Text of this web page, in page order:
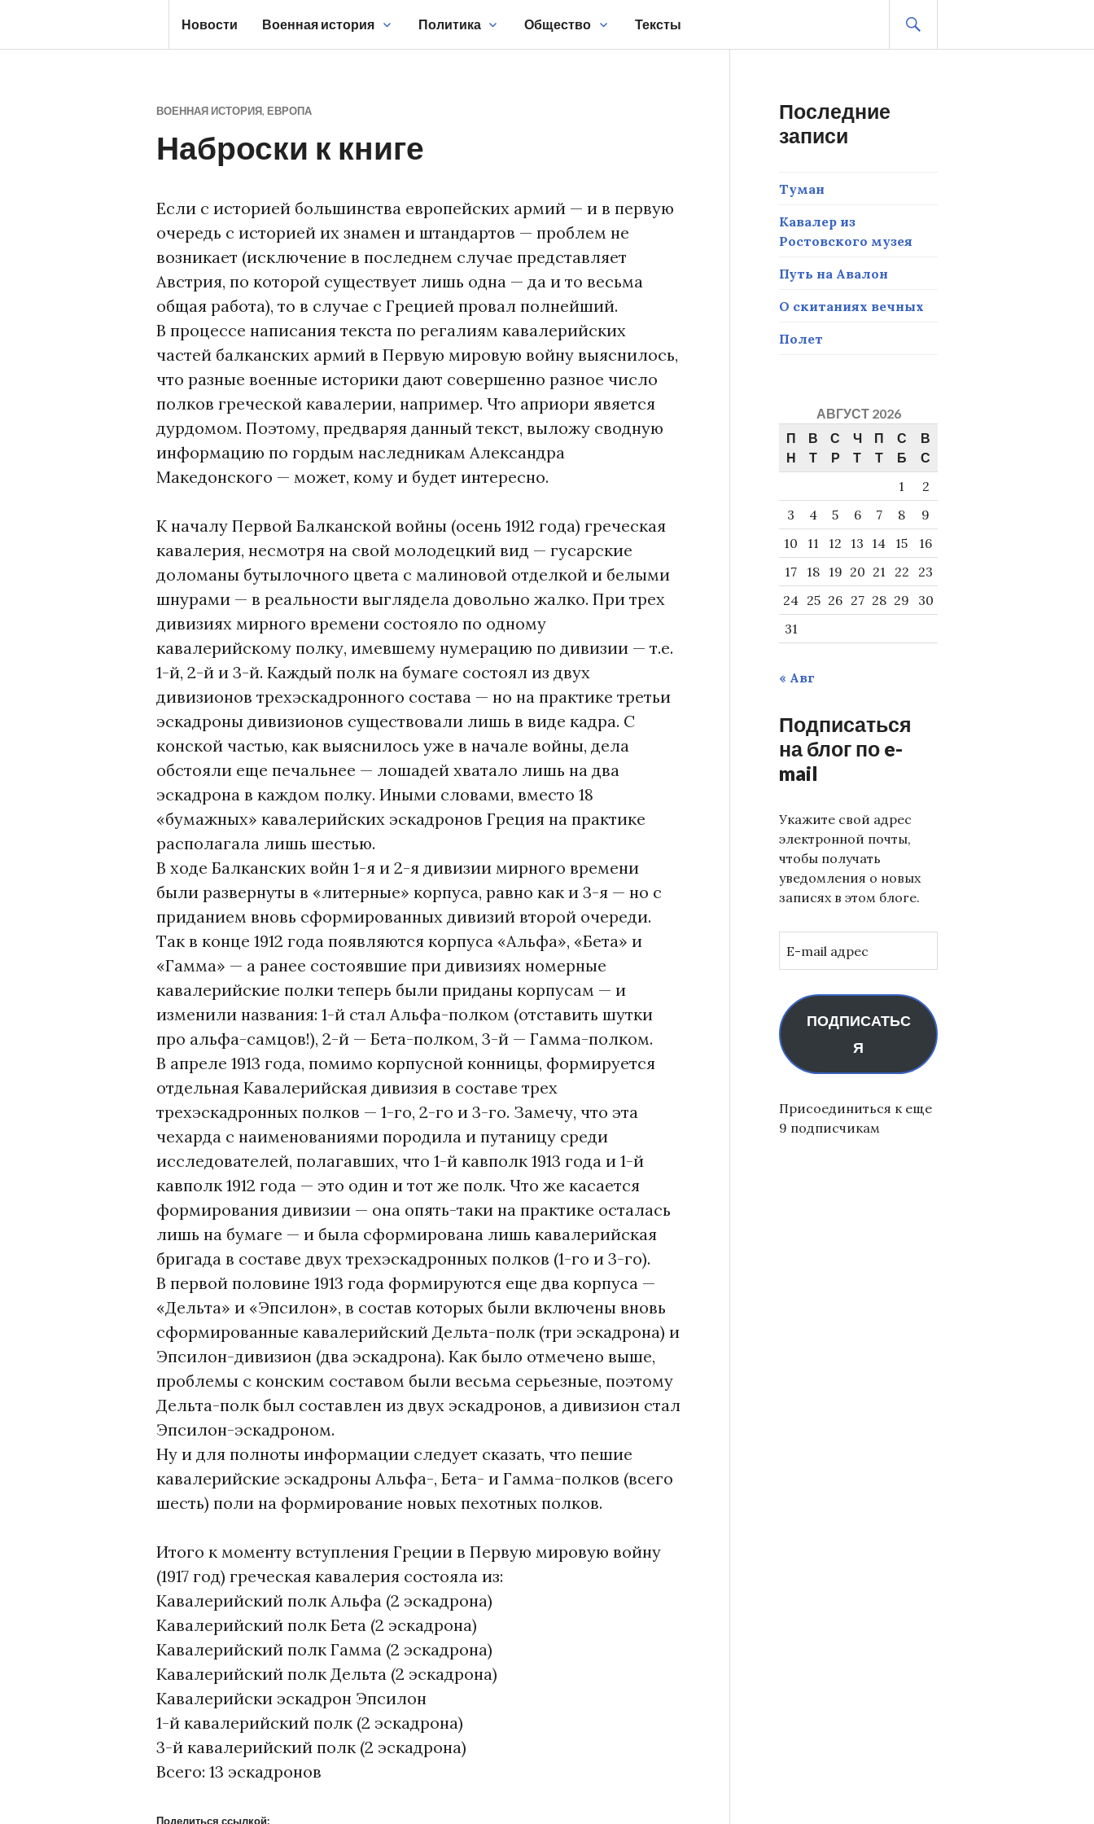
Ж
А
Т
А
Р
О
Г
О
В
О
Р
Ч
У
Н
Новости Военная история Политика Общество Тексты
ВОЕННАЯ ИСТОРИЯ, ЕВРОПА
Наброски к книге
Если с историей большинства европейских армий — и в первую
очередь с историей их знамен и штандартов — проблем не
возникает (исключение в последнем случае представляет
Австрия, по которой существует лишь одна — да и то весьма
общая работа), то в случае с Грецией провал полнейший.
В процессе написания текста по регалиям кавалерийских
частей балканских армий в Первую мировую войну выяснилось,
что разные военные историки дают совершенно разное число
полков греческой кавалерии, например. Что априори явяется
дурдомом. Поэтому, предваряя данный текст, выложу сводную
информацию по гордым наследникам Александра
Македонского — может, кому и будет интересно.
К началу Первой Балканской войны (осень 1912 года) греческая
кавалерия, несмотря на свой молодецкий вид — гусарские
доломаны бутылочного цвета с малиновой отделкой и белыми
шнурами — в реальности выглядела довольно жалко. При трех
дивизиях мирного времени состояло по одному
кавалерийскому полку, имевшему нумерацию по дивизии — т.е.
1-й, 2-й и 3-й. Каждый полк на бумаге состоял из двух
дивизионов трехэскадронного состава — но на практике третьи
эскадроны дивизионов существовали лишь в виде кадра. С
конской частью, как выяснилось уже в начале войны, дела
обстояли еще печальнее — лошадей хватало лишь на два
эскадрона в каждом полку. Иными словами, вместо 18
«бумажных» кавалерийских эскадронов Греция на практике
располагала лишь шестью.
В ходе Балканских войн 1-я и 2-я дивизии мирного времени
были развернуты в «литерные» корпуса, равно как и 3-я — но с
приданием вновь сформированных дивизий второй очереди.
Так в конце 1912 года появляются корпуса «Альфа», «Бета» и
«Гамма» — а ранее состоявшие при дивизиях номерные
кавалерийские полки теперь были приданы корпусам — и
изменили названия: 1-й стал Альфа-полком (отставить шутки
про альфа-самцов!), 2-й — Бета-полком, 3-й — Гамма-полком.
В апреле 1913 года, помимо корпусной конницы, формируется
отдельная Кавалерийская дивизия в составе трех
трехэскадронных полков — 1-го, 2-го и 3-го. Замечу, что эта
чехарда с наименованиями породила и путаницу среди
исследователей, полагавших, что 1-й кавполк 1913 года и 1-й
кавполк 1912 года — это один и тот же полк. Что же касается
формирования дивизии — она опять-таки на практике осталась
лишь на бумаге — и была сформирована лишь кавалерийская
бригада в составе двух трехэскадронных полков (1-го и 3-го).
В первой половине 1913 года формируются еще два корпуса —
«Дельта» и «Эпсилон», в состав которых были включены вновь
сформированные кавалерийский Дельта-полк (три эскадрона) и
Эпсилон-дивизион (два эскадрона). Как было отмечено выше,
проблемы с конским составом были весьма серьезные, поэтому
Дельта-полк был составлен из двух эскадронов, а дивизион стал
Эпсилон-эскадроном.
Ну и для полноты информации следует сказать, что пешие
кавалерийские эскадроны Альфа-, Бета- и Гамма-полков (всего
шесть) поли на формирование новых пехотных полков.
Итого к моменту вступления Греции в Первую мировую войну
(1917 год) греческая кавалерия состояла из:
Кавалерийский полк Альфа (2 эскадрона)
Кавалерийский полк Бета (2 эскадрона)
Кавалерийский полк Гамма (2 эскадрона)
Кавалерийский полк Дельта (2 эскадрона)
Кавалерийски эскадрон Эпсилон
1-й кавалерийский полк (2 эскадрона)
3-й кавалерийский полк (2 эскадрона)
Всего: 13 эскадронов
Поделиться ссылкой:
Последние
записи
Туман
Кавалер из
Ростовского музея
Путь на Авалон
О скитаниях вечных
Полет
АВГУСТ 2026
П
Н
В
Т
С
Р
Ч
Т
П
Т
С
Б
В
С
1
2
3
4 5 6 7 8
9
10
11 12 13 14 15
16
17
18 19 20 21 22
23
24 25 26 27 28 29
30
31
« Авг
Подписаться
на блог по e-
mail
Укажите свой адрес
электронной почты,
чтобы получать
уведомления о новых
записях в этом блоге.
mail
ПОДПИСАТЬС
Я
Присоединиться к еще
9 подписчикам